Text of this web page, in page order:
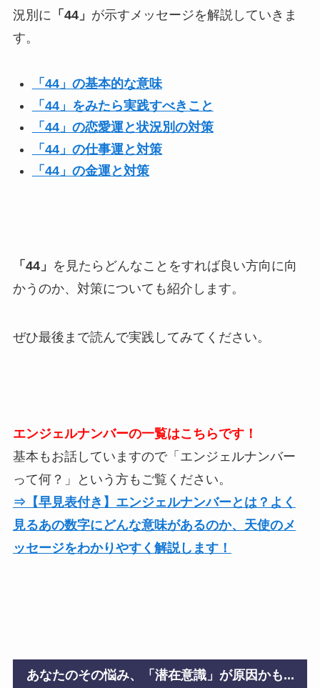
況別に 「44」 が示すメッセージを解説していきま
す。
「44」の基本的な意味
「44」をみたら実践すべきこと
「44」の恋愛運と状況別の対策
「44」の仕事運と対策
「44」の金運と対策
「44」 を見たらどんなことをすれば良い方向に向
かうのか、対策についても紹介します。
ぜひ最後まで読んで実践してみてください。
エンジェルナンバーの一覧はこちらです！
基本もお話していますので「エンジェルナンバー
って何？」という方もご覧ください。
⇒【早見表付き】エンジェルナンバーとは？よく
見るあの数字にどんな意味があるのか、天使のメ
ッセージをわかりやすく解説します！
あなたのその悩み、「潜在意識」が原因かも...